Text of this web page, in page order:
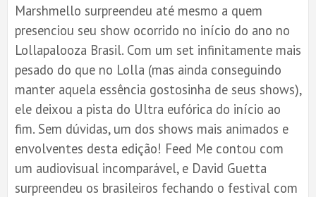
Marshmello surpreendeu até mesmo a quem
presenciou seu show ocorrido no início do ano no
Lollapalooza Brasil. Com um set infinitamente mais
pesado do que no Lolla (mas ainda conseguindo
manter aquela essência gostosinha de seus shows),
ele deixou a pista do Ultra eufórica do início ao
fim. Sem dúvidas, um dos shows mais animados e
envolventes desta edição! Feed Me contou com
um audiovisual incomparável, e David Guetta
surpreendeu os brasileiros fechando o festival com